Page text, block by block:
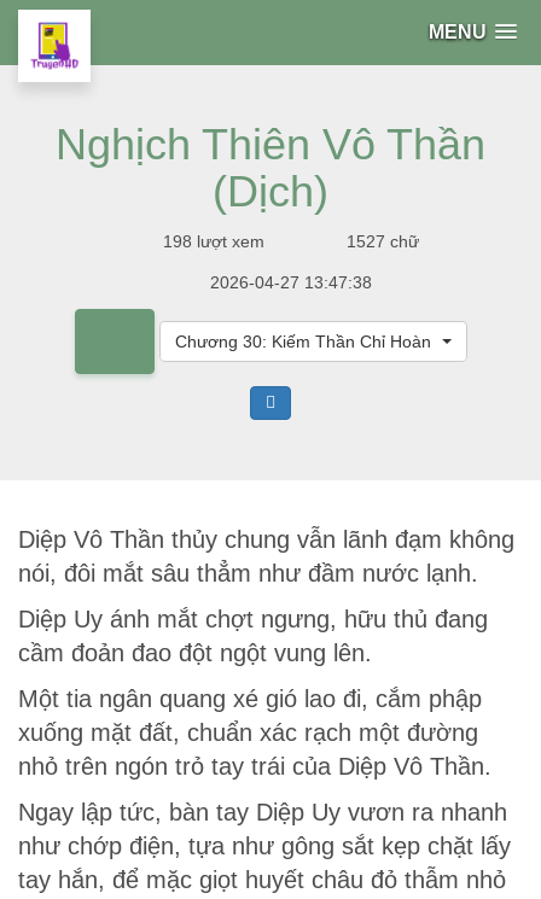
MENU
Nghịch Thiên Vô Thần
(Dịch)
198 lượt xem 1527 chữ
2026-04-27 13:47:38
Chương 30: Kiếm Thần Chỉ Hoàn
Diệp Vô Thần thủy chung vẫn lãnh đạm không
nói, đôi mắt sâu thẳm như đầm nước lạnh.
Diệp Uy ánh mắt chợt ngưng, hữu thủ đang
cầm đoản đao đột ngột vung lên.
Một tia ngân quang xé gió lao đi, cắm phập
xuống mặt đất, chuẩn xác rạch một đường
nhỏ trên ngón trỏ tay trái của Diệp Vô Thần.
Ngay lập tức, bàn tay Diệp Uy vươn ra nhanh
như chớp điện, tựa như gông sắt kẹp chặt lấy
tay hắn, để mặc giọt huyết châu đỏ thẫm nhỏ